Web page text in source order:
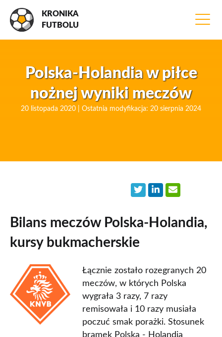
KRONIKA
FUTBOLU
Polska-Holandia w piłce
nożnej wyniki meczów
20 listopada 2020 | Ostatnia modyfikacja: 20 sierpnia 2024
Bilans meczów Polska-Holandia,
kursy bukmacherskie
Łącznie zostało rozegranych 20
meczów, w których Polska
wygrała 3 razy, 7 razy
remisowała i 10 razy musiała
poczuć smak porażki. Stosunek
bramek Polska - Holandia